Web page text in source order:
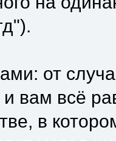
от
вам всё
в